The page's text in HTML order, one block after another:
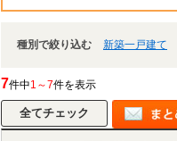
種別で絞り込む 新築一戸建て
7件中1～7件を表示